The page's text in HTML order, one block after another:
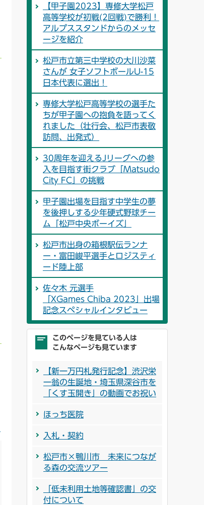
【甲子園2023】専修大学松戸
高等学校が初戦(2回戦)で勝利！
アルプススタンドからのメッセ
ージを紹介
松戸市立第三中学校の大川沙菜
さんが 女子ソフトボールU-15
日本代表に選出！
専修大学松戸高等学校の選手た
ちが甲子園への抱負を語ってく
れました（壮行会、松戸市表敬
訪問、出発式）
30周年を迎えるJリーグへの参
入を目指す街クラブ「Matsudo
City FC」の挑戦
甲子園出場を目指す中学生の夢
を後押しする少年硬式野球チー
ム「松戸中央ボーイズ」
松戸市出身の箱根駅伝ランナ
ー・富田峻平選手とロジスティ
ード陸上部
佐々木 元選手
「XGames Chiba 2023」出場
記念スペシャルインタビュー
このページを見ている人は
こんなページも見ています
【新一万円札発行記念】渋沢栄
一翁の生誕地・埼玉県深谷市を
「くす玉開き」の動画でお祝い
ほっち医院
入札・契約
松戸市×鴨川市 未来につなが
る森の交流ツアー
「低未利用土地等確認書」の交
付について